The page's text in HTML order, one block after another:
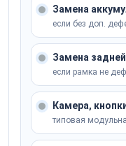
от 30 минут
Не уверены, что
от 2 часов
Не уверены, что
Не уверены, что
Замена
если без доп.
Замена
если рамка не
Камера,
типовая